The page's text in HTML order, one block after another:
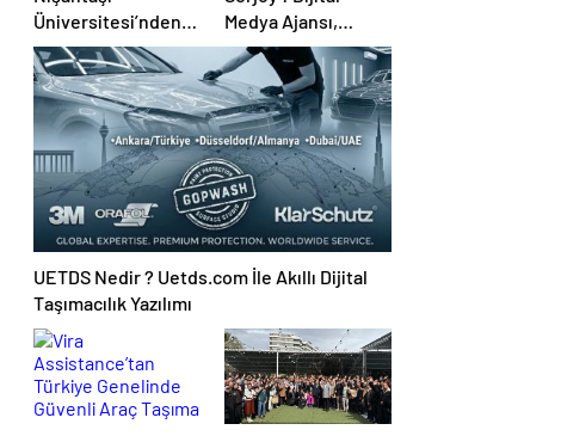
Üniversitesi’nden
2026 YKS
Adaylarına Çifte
Güvence: Sabit
Ücret ve Kesintisiz
Burs
Medya Ajansı,
Google Reklam
Ajansı, SEO Ajansı
ve Web Tasarım
Ajansı
UETDS Nedir ? Uetds.com İle Akıllı Dijital
Taşımacılık Yazılımı